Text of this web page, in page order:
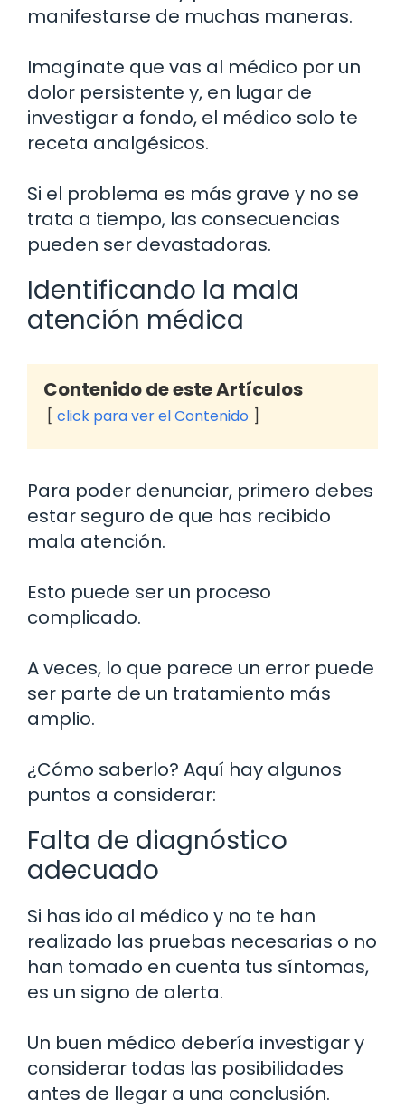
manifestarse de muchas maneras.
Imagínate que vas al médico por un
dolor persistente y, en lugar de
investigar a fondo, el médico solo te
receta analgésicos.
Si el problema es más grave y no se
trata a tiempo, las consecuencias
pueden ser devastadoras.
Identificando la mala
atención médica
Contenido de este Artículos
click para ver el Contenido
Para poder denunciar, primero debes
estar seguro de que has recibido
mala atención.
Esto puede ser un proceso
complicado.
A veces, lo que parece un error puede
ser parte de un tratamiento más
amplio.
¿Cómo saberlo? Aquí hay algunos
puntos a considerar:
Falta de diagnóstico
adecuado
Si has ido al médico y no te han
realizado las pruebas necesarias o no
han tomado en cuenta tus síntomas,
es un signo de alerta.
Un buen médico debería investigar y
considerar todas las posibilidades
antes de llegar a una conclusión.